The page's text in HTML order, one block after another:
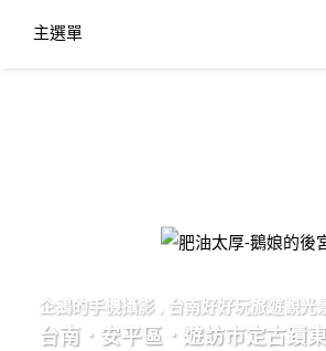
主選單
肥油
企鵝的手機攝影 台南好好玩旅遊觀光
台南．安平區．遊訪市定古蹟